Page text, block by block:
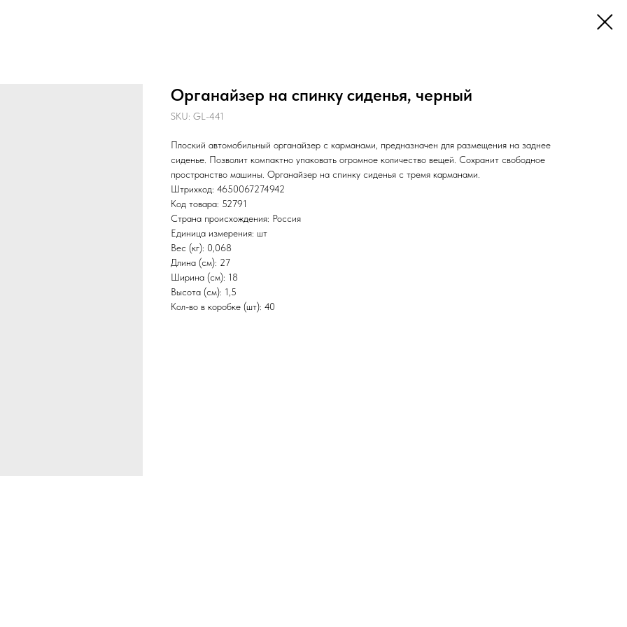
Органайзер на спинку сиденья, черный
SKU: GL-441
Плоский автомобильный органайзер с карманами, предназначен для размещения на заднее
сиденье. Позволит компактно упаковать огромное количество вещей. Сохранит свободное
пространство машины. Органайзер на спинку сиденья с тремя карманами.
Штрихкод: 4650067274942
Код товара: 52791
Страна происхождения: Россия
Единица измерения: шт
Вес (кг): 0,068
Длина (см): 27
Ширина (см): 18
Высота (см): 1,5
Кол-во в коробке (шт): 40